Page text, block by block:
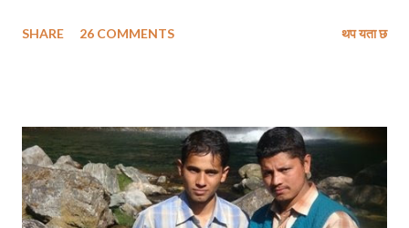
फोन गरेर म सोध्दो हुँ, - बोइ बार्ह वर्षमा खोलो कसरी फर्किन्छ ? सिकाइमाग्दो हुँ फर्किने
पक्की घरको दैलोभित्र । दिनहरू यस्ता पनि थिए, जहिले म कविताहरू लेख्ने गर्थेँ
। मेरा कविताहरूमा देश छाड्नेहरूलाई स्वदेशमैं बस्नु भनेर आव्हान हुने गर्थे । अहिले म
तीनै कविताहरूका पात्र बनेर आफैले बाँच्नु परेको परिस्थितीलाई पचाउने प्रयत्न गर्दै...
SHARE 26 COMMENTS थप यता छ